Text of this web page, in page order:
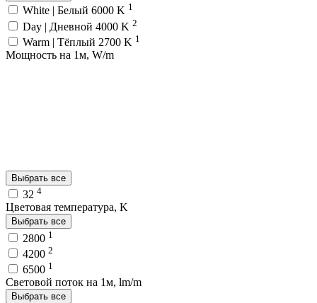
White | Белый 6000 K 1
Day | Дневной 4000 K 2
Warm | Тёплый 2700 K 1
Мощность на 1м, W/m
Выбрать все
32 4
Цветовая температура, K
Выбрать все
2800 1
4200 2
6500 1
Световой поток на 1м, lm/m
Выбрать все